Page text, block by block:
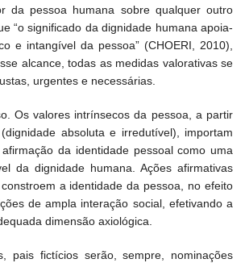
da pessoa humana sobre qualquer outro
“o significado da dignidade humana apoia-
e intangível da pessoa” (CHOERI, 2010),
alcance, todas as medidas valorativas se
urgentes e necessárias.
Os valores intrínsecos da pessoa, a partir
absoluta e irredutível), importam
da identidade pessoal como uma
da dignidade humana. Ações afirmativas
a identidade da pessoa, no efeito
de ampla interação social, efetivando a
dimensão axiológica.
pais fictícios serão, sempre, nominações